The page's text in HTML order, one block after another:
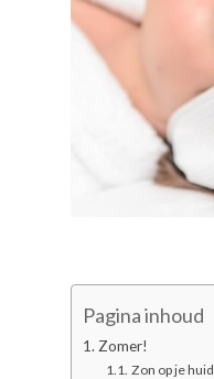
Pagina inhoud
Zomer!
Zon op je huid